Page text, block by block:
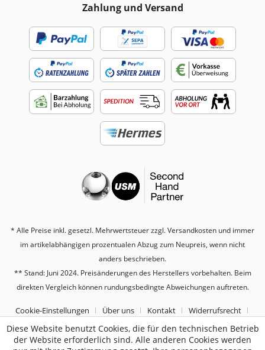
Zahlung und Versand
* Alle Preise inkl. gesetzl. Mehrwertsteuer zzgl.Versandkosten und immer
im artikelabhängigen prozentualen Abzug zum Neupreis, wenn nicht
anders beschrieben.
** Stand: Juni 2024. Preisänderungen des Herstellers vorbehalten. Beim
direkten Vergleich können rundungsbedingte Abweichungen auftreten.
Cookie-Einstellungen Über uns Kontakt
Widerrufsrecht
Datenschutz
AGB Impressum
Diese Website benutzt Cookies, die für den technischen Betrieb
der Website erforderlich sind. Alle anderen Cookies werden